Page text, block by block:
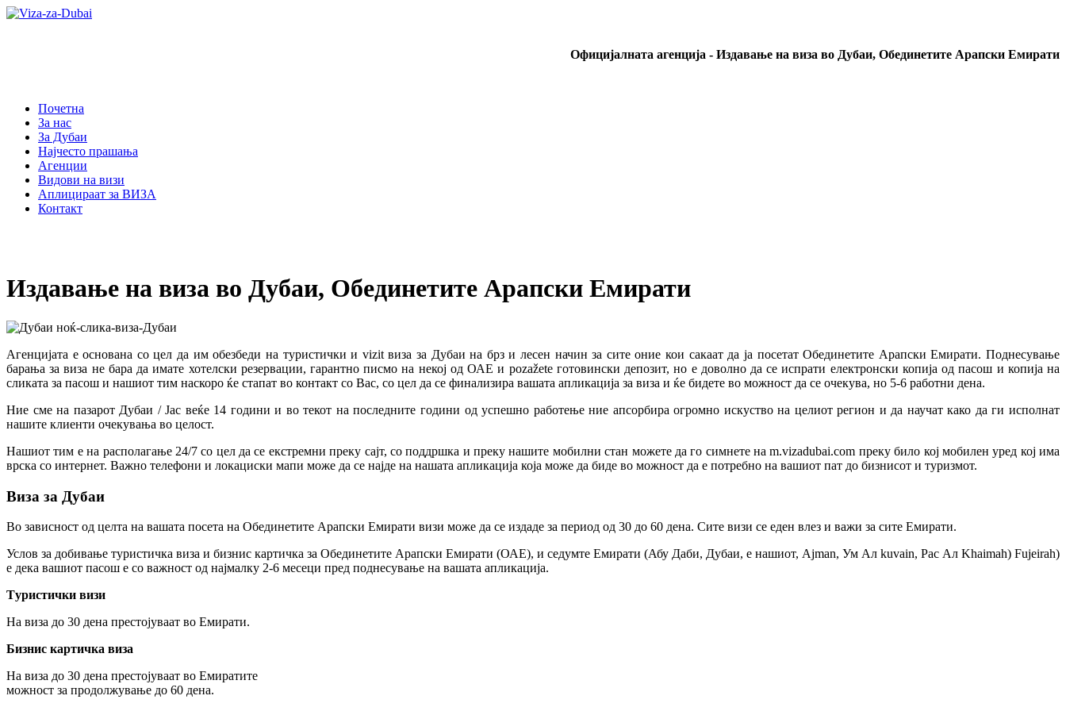
Oфицијалната агенција - Издавање на виза во Дубаи, Обединетите Арапски Емирати
Почетна
За нас
За Дубаи
Најчесто прашања
Агенции
Видови на визи
Аплицираат за ВИЗА
Контакт
Издавање на виза во Дубаи, Обединетите Арапски Емирати
Агенцијата е основана со цел да им обезбеди на туристички и vizit виза за Дубаи на брз и лесен начин за сите оние кои сакаат да ја посетат Обединетите Арапски Емирати. Поднесување
барања за виза не бара да имате хотелски резервации, гарантно писмо на некој од ОАЕ и pozažete готовински депозит, но е доволно да се испрати електронски копија од пасош и копија на
сликата за пасош и нашиот тим наскоро ќе стапат во контакт со Вас, со цел да се финализира вашата апликација за виза и ќе бидете во можност да се очекува, но 5-6 работни дена.
Ние сме на пазарот Дубаи / Јас веќе 14 години и во текот на последните години од успешно работење ние апсорбира огромно искуство на целиот регион и да научат како да ги исполнат
нашите клиенти очекувања во целост.
Нашиот тим е на располагање 24/7 со цел да се екстремни преку сајт, со поддршка и преку нашите мобилни стан можете да го симнете на m.vizadubai.com преку било кој мобилен уред кој има
врска со интернет. Важно телефони и локациски мапи може да се најде на нашата апликација која може да биде во можност да е потребно на вашиот пат до бизнисот и туризмот.
Виза за Дубаи
Во зависност од целта на вашата посета на Обединетите Арапски Емирати визи може да се издаде за период од 30 до 60 дена. Сите визи се еден влез и важи за сите Емирати.
Услов за добивање туристичка виза и бизнис картичка за Обединетите Арапски Емирати (ОАЕ), и седумте Емирати (Абу Даби, Дубаи, е нашиот, Ajman, Ум Ал kuvain, Рас Ал Khaimah) Fujeirah)
е дека вашиот пасош е со важност од најмалку 2-6 месеци пред поднесување на вашата апликација.
Tуристички визи
На виза до 30 дена престојуваат во Емирати.
Бизнис картичка виза
На виза до 30 дена престојуваат во Емиратите
можност за продолжување до 60 дена.